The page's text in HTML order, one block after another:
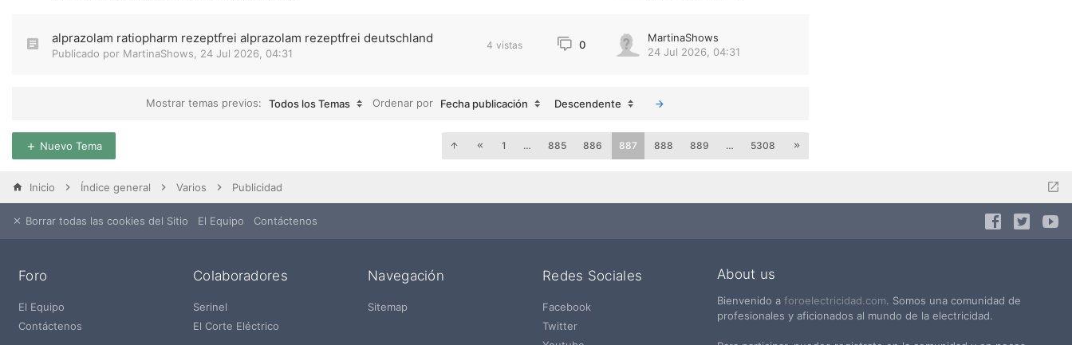
alprazolam ratiopharm rezeptfrei alprazolam rezeptfrei deutschland
Publicado por MartinaShows 24 Jul 2026, 04:31
4 vistas 0
MartinaShows
24 Jul 2026, 04:31
Mostrar temas previos: Todos los Temas Ordenar por Fecha publicación Descendente
Nuevo Tema 1 … 885 886 887 888 889 … 5308
Inicio Índice general Varios Publicidad
Borrar todas las cookies del Sitio El Equipo Contáctenos
Foro
El Equipo
Contáctenos
Colaboradores
Serinel
El Corte Eléctrico
Navegación
Sitemap
Redes Sociales
Facebook
Twitter
About us
Bienvenido a foroelectricidad.com. Somos una comunidad de
profesionales y aficionados al mundo de la electricidad.